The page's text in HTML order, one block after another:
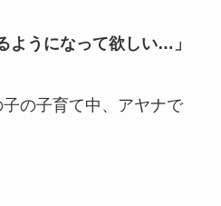
ようになって欲しい…」
の子育て中、アヤナで